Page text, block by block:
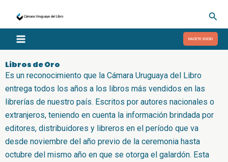
contenido
HACETE SOCIO
Libros de Oro
Es un reconocimiento que la Cámara Uruguaya del Libro
entrega todos los años a los libros más vendidos en las
librerías de nuestro país. Escritos por autores nacionales o
extranjeros, teniendo en cuenta la información brindada por
editores, distribuidores y libreros en el período que va
desde noviembre del año previo de la ceremonia hasta
octubre del mismo año en que se otorga el galardón. Esta